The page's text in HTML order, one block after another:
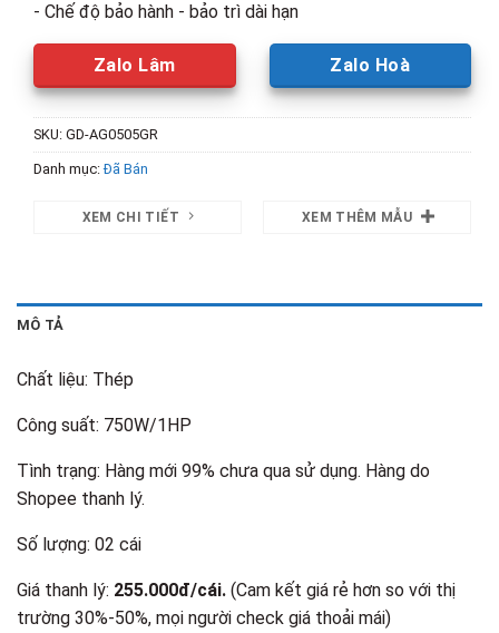
- Chế độ bảo hành - bảo trì dài hạn
Zalo Lâm Zalo Hoà
SKU: GD-AG0505GR
Danh mục:Đã Bán
XEM CHI TIẾT XEM THÊM MẪU
MÔ TẢ
Chất liệu: Thép
Công suất: 750W/1HP
Tình trạng: Hàng mới 99% chưa qua sử dụng. Hàng do
Shopee thanh lý.
Số lượng: 02 cái
Giá thanh lý: 255.000đ/cái. (Cam kết giá rẻ hơn so với thị
trường 30%-50%, mọi người check giá thoải mái​)